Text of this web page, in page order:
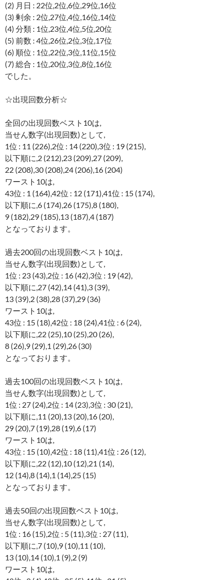
(2) 月日 : 22位,2位,6位,29位,16位
(3) 剰余 : 2位,27位,4位,16位,14位
(4) 分類 : 1位,23位,4位,5位,20位
(5) 前数 : 4位,26位,2位,3位,17位
(6) 順位 : 1位,22位,3位,11位,15位
(7) 総合 : 1位,20位,3位,8位,16位
でした。
☆出現回数分析☆
全回の出現回数ベスト10は,
当せん数字(出現回数)として,
1位 : 11 (226),2位 : 14 (220),3位 : 19 (215),
以下順に,2 (212),23 (209),27 (209),
22 (208),30 (208),24 (206),16 (204)
ワースト10は,
43位 : 1 (164),42位 : 12 (171),41位 : 15 (174),
以下順に,6 (174),26 (175),8 (180),
9 (182),29 (185),13 (187),4 (187)
となっております。
過去200回の出現回数ベスト10は,
当せん数字(出現回数)として,
1位 : 23 (43),2位 : 16 (42),3位 : 19 (42),
以下順に,27 (42),14 (41),3 (39),
13 (39),2 (38),28 (37),29 (36)
ワースト10は,
43位 : 15 (18),42位 : 18 (24),41位 : 6 (24),
以下順に,22 (25),10 (25),20 (26),
8 (26),9 (29),1 (29),26 (30)
となっております。
過去100回の出現回数ベスト10は,
当せん数字(出現回数)として,
1位 : 27 (24),2位 : 14 (23),3位 : 30 (21),
以下順に,11 (20),13 (20),16 (20),
29 (20),7 (19),28 (19),6 (17)
ワースト10は,
43位 : 15 (10),42位 : 18 (11),41位 : 26 (12),
以下順に,22 (12),10 (12),21 (14),
12 (14),8 (14),1 (14),25 (15)
となっております。
過去50回の出現回数ベスト10は,
当せん数字(出現回数)として,
1位 : 16 (15),2位 : 5 (11),3位 : 27 (11),
以下順に,7 (10),9 (10),11 (10),
13 (10),14 (10),1 (9),2 (9)
ワースト10は,